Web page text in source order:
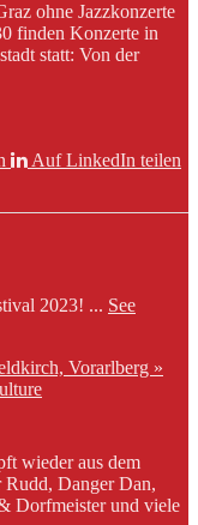
ohne Jazzkonzerte
finden Konzerte in
statt: Von der
Auf LinkedIn teilen
2023! ... See
Vorarlberg »
wieder aus dem
Danger Dan,
Dorfmeister und viele